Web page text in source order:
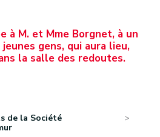
à M. et Mme Borgnet, à un
gens, qui aura lieu,
la salle des redoutes.
de la Société